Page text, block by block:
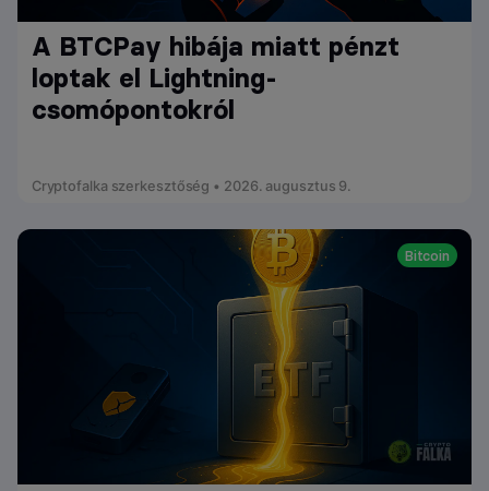
A BTCPay hibája miatt pénzt
loptak el Lightning-
csomópontokról
Cryptofalka szerkesztőség • 2026. augusztus 9.
Bitcoin